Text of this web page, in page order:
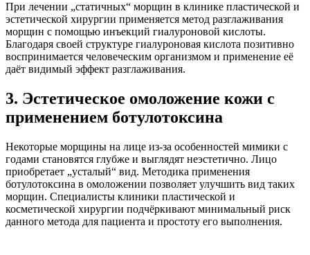
При лечении „статичных“ морщин в клинике пластической и
эстетической хирургии применяется метод разглаживания
морщин с помощью инъекций гиалуроновой кислоты.
Благодаря своей структуре гиалуроновая кислота позитивно
воспринимается человеческим организмом и применение её
даёт видимый эффект разглаживания.
3. Эстетическое омоложение кожи с
применением ботулотоксина
Некоторые морщины на лице из-за особенностей мимики с
годами становятся глубже и выглядят неэстетично. Лицо
приобретает „усталый“ вид. Методика применения
ботулотоксина в омоложении позволяет улучшить вид таких
морщин. Специалисты клиники пластической и
косметической хирургии подчёркивают минимальный риск
данного метода для пациента и простоту его выполнения.